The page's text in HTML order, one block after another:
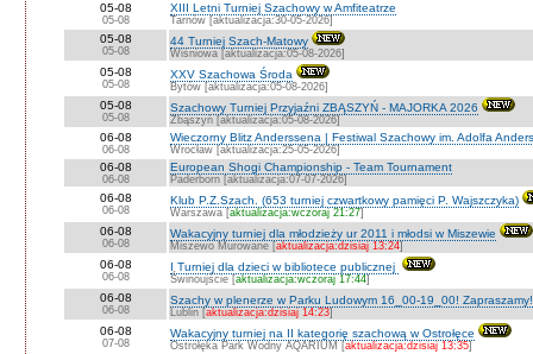
05-08
05-08
XIII Letni Turniej Szachowy w Amfiteatrze
Tarnów [aktualizacja:30-05-2026]
05-08
05-08
44 Turniej Szach-Matowy
Wiśniowa [aktualizacja:05-08-2026]
05-08
05-08
XXV Szachowa Środa
Bytów [aktualizacja:05-08-2026]
05-08
05-08
Szachowy Turniej Przyjaźni ZBĄSZYŃ - MAJORKA 2026
Zbąszyń [aktualizacja:05-08-2026]
06-08
06-08
Wieczorny Blitz Anderssena | Festiwal Szachowy im. Adolfa
Wrocław [aktualizacja:25-05-2026]
06-08
06-08
European Shogi Championship - Team Tournament
Paderborn [aktualizacja:07-07-2026]
06-08
06-08
Klub P.Z.Szach. (653 turniej czwartkowy pamięci P. Wajszczyka)
Warszawa [aktualizacja:wczoraj 21:27]
06-08
06-08
Wakacyjny turniej dla młodzieży ur 2011 i młodsi w Miszewie
Miszewo Murowane [aktualizacja:dzisiaj 13:24]
06-08
06-08
I Turniej dla dzieci w bibliotece publicznej
Świnoujście [aktualizacja:wczoraj 17:44]
06-08
06-08
Szachy w plenerze w Parku Ludowym 16_00-19_00! Zapraszamy!
Lublin [aktualizacja:dzisiaj 14:23]
06-08
07-08
Wakacyjny turniej na II kategorię szachową w Ostrołęce
Ostrołęka Park Wodny AQARIUM [aktualizacja:dzisiaj 13:35]